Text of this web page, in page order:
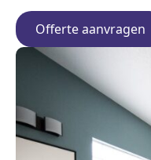
Offerte aanvragen